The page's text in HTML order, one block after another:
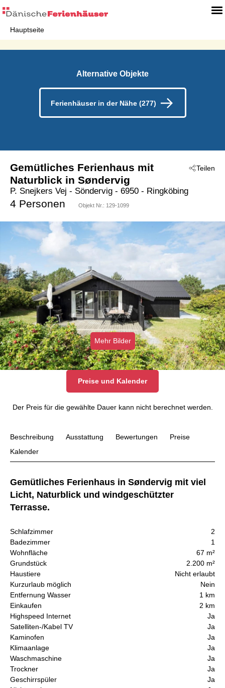
Hauptseite
Alternative Objekte
Ferienhäuser in der Nähe (277)
Teilen
Gemütliches Ferienhaus mit
Naturblick in Søndervig
P. Snejkers Vej - Söndervig - 6950 - Ringköbing
4 Personen Objekt Nr.: 129-1099
Mehr Bilder
Preise und Kalender
Der Preis für die gewählte Dauer kann nicht berechnet werden.
Beschreibung Ausstattung Bewertungen
Preise
Kalender
Gemütliches Ferienhaus in Søndervig mit viel
Licht, Naturblick und windgeschützter
Terrasse.
Schlafzimmer
2
Badezimmer
1
Wohnfläche
67 m²
Grundstück
2.200 m²
Haustiere
Nicht erlaubt
Kurzurlaub möglich
Nein
Entfernung Wasser
1 km
Einkaufen
2 km
Highspeed Internet
Ja
Satelliten-/Kabel TV
Ja
Kaminofen
Ja
Klimaanlage
Ja
Waschmaschine
Ja
Trockner
Ja
Geschirrspüler
Ja